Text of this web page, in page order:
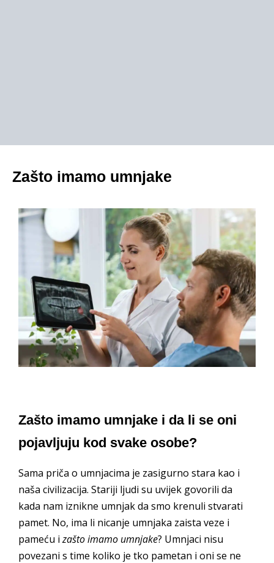
Zašto imamo umnjake
Zašto imamo umnjake i da li se oni
pojavljuju kod svake osobe?
Sama priča o umnjacima je zasigurno stara kao i
naša civilizacija. Stariji ljudi su uvijek govorili da
kada nam iznikne umnjak da smo krenuli stvarati
pamet. No, ima li nicanje umnjaka zaista veze i
pameću izašto imamo umnjake? Umnjaci nisu
povezani s time koliko je tko pametan i oni se ne